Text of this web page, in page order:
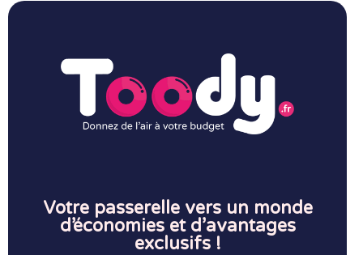
Votre passerelle vers un monde
d’économies et d’avantages
exclusifs !